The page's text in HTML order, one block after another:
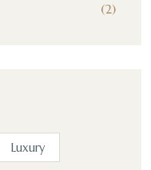
(2)
Luxury